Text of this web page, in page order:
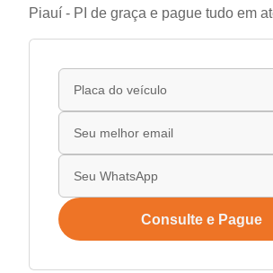
Piauí - PI de graça e pague tudo em
Consulte e Pague